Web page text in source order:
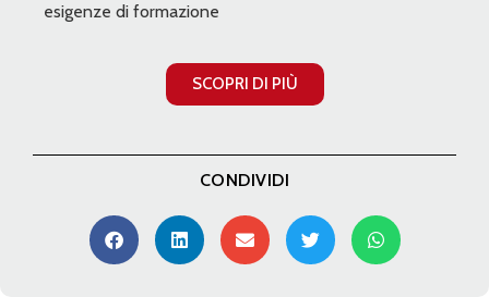
esigenze di formazione
SCOPRI DI PIÙ
CONDIVIDI